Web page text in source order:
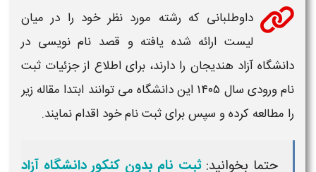
داوطلبانی که رشته مورد نظر خود را در میان
لیست ارائه شده یافته و قصد نام نویسی در
دانشگاه آزاد هندیجان را دارند، برای اطلاع از جزئیات ثبت
نام ورودی سال ۱۴۰۵
ایندانشگاه می توانند ابتدا مقاله زیر
را مطالعه کرده و سپس برایثبت نامخود اقدام نمایند.
حتما بخوانید: ثبت نام بدون کنکور دانشگاه آزاد